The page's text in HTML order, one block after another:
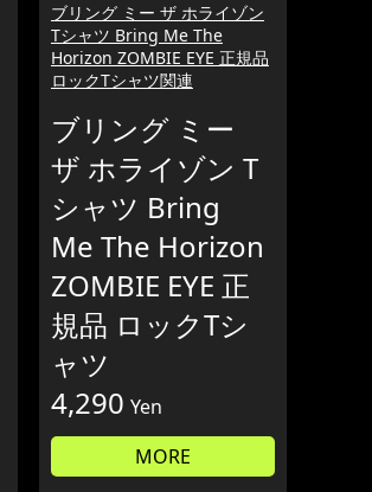
ブリング ミー ザ ホライゾン
Tシャツ Bring Me The
Horizon ZOMBIE EYE 正規品
ロックTシャツ関連
ブリング ミー
ザ ホライゾン T
シャツ Bring
Me The Horizon
ZOMBIE EYE 正
規品 ロックTシ
ャツ
4,290 Yen
MORE